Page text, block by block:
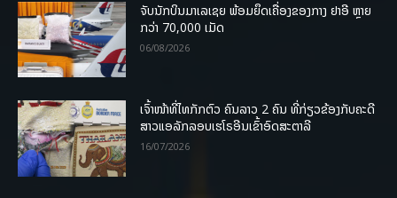
ຈັບນັກບິນມາເລເຊຍ ພ້ອມຍຶດເຄື່ອງຂອງກາງ ຢາອີ ຫຼາຍ
ກວ່າ 70,000 ເມັດ
06/08/2026
ເຈົ້າໜ້າທີ່ໄທກັກຕົວ ຄົນລາວ 2 ຄົນ ທີ່ກ່ຽວຂ້ອງກັບຄະດີ
ສາວແອລັກລອບເຮໂຣອີນເຂົ້າອົດສະຕາລີ
16/07/2026